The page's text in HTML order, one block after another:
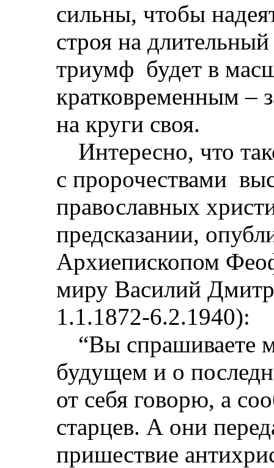
сильны, чтобы
строя на
триумф будет в
кратковременным –
на круги своя.
Интересно, что
с пророчествами
православных
предсказании,
Архиепископом
миру Василий
1.1.1872-6.2.1940):
“Вы спрашиваете
будущем и о
от себя говорю, а
старцев. А они
пришествие